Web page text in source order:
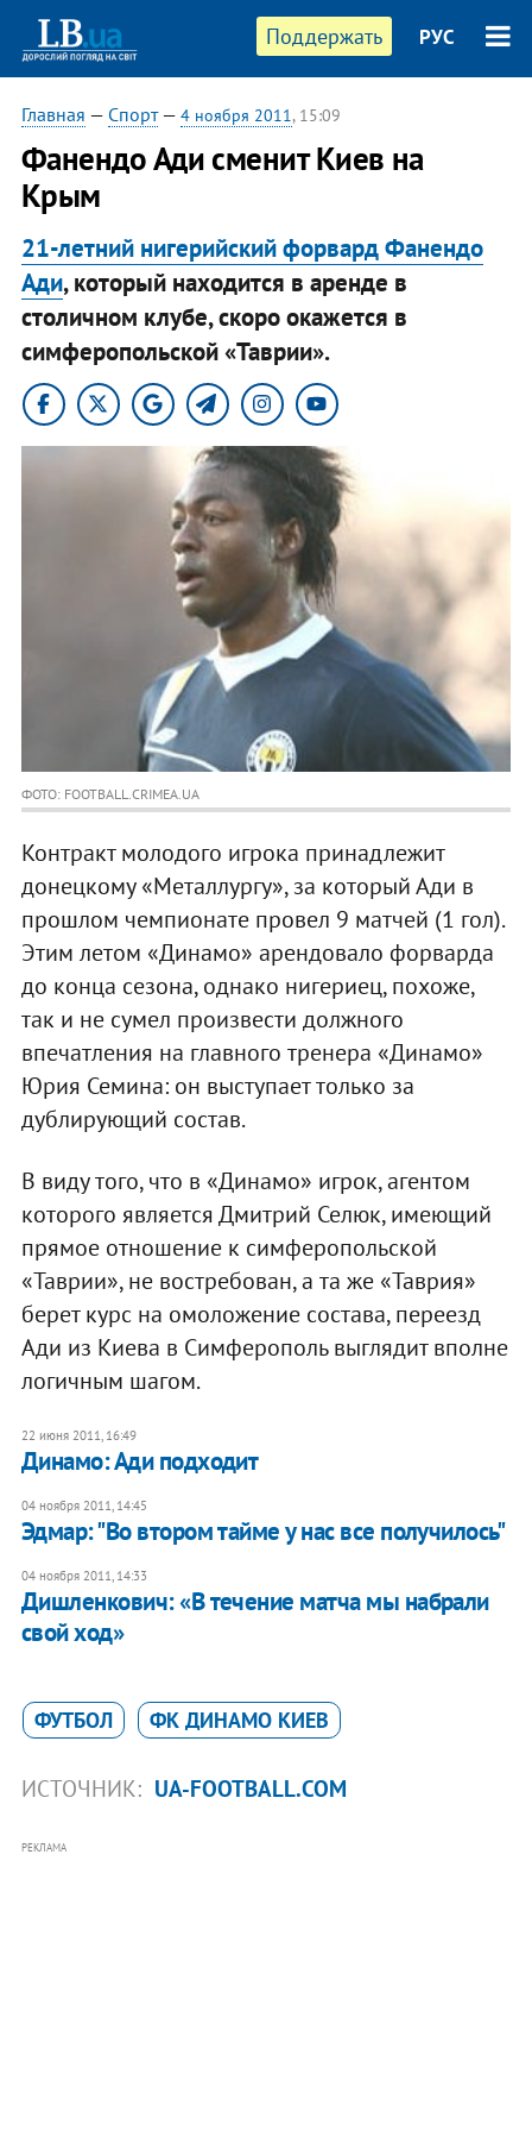
Поддержать РУС
Главная — Спорт— 4 ноября 2011, 15:09
Фанендо Ади сменит Киев на
Крым
21-летний нигерийский форвард Фанендо
Ади, который находится в аренде в
столичном клубе, скоро окажется в
симферопольской «Таврии».
ФОТО: FOOTBALL.CRIMEA.UA
Контракт молодого игрока принадлежит
донецкому «Металлургу», за который Ади в
прошлом чемпионате провел 9 матчей (1 гол).
Этим летом «Динамо» арендовало форварда
до конца сезона, однако нигериец, похоже,
так и не сумел произвести должного
впечатления на главного тренера «Динамо»
Юрия Семина: он выступает только за
дублирующий состав.
В виду того, что в «Динамо» игрок, агентом
которого является Дмитрий Селюк, имеющий
прямое отношение к симферопольской
«Таврии», не востребован, а та же «Таврия»
берет курс на омоложение состава, переезд
Ади из Киева в Симферополь выглядит вполне
логичным шагом.
22 июня 2011, 16:49
Динамо: Ади подходит
04 ноября 2011, 14:45
Эдмар: "Во втором тайме у нас все получилось"
04 ноября 2011, 14:33
Дишленкович: «В течение матча мы набрали
свой ход»
ФУТБОЛ ФК ДИНАМО КИЕВ
ИСТОЧНИК: UA-FOOTBALL.COM
РЕКЛАМА